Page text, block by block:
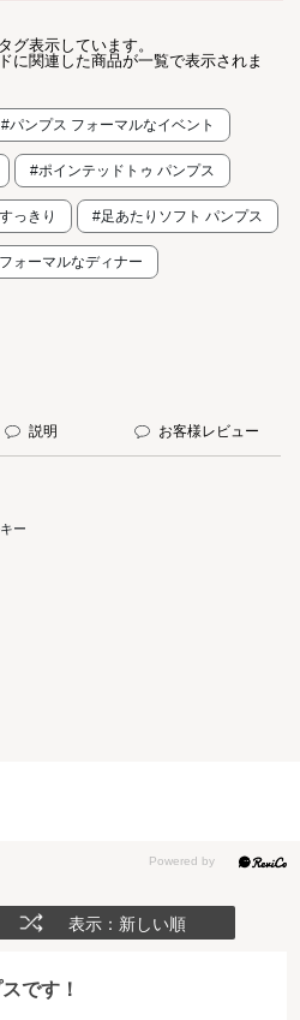
グ表示しています。
に関連した商品が一覧で表示されま
#パンプス フォーマルなイベント
#ポインテッドトゥ パンプス
っきり #足あたりソフト パンプス
ォーマルなディナー
説明 お客様レビュー
ー
表示：新しい順
です！